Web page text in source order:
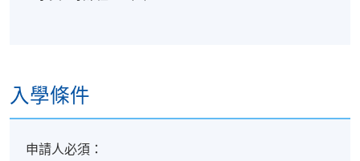
入學條件
申請人必須：